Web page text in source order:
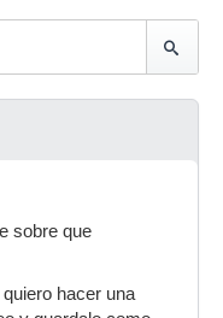
sobre que
hacer una